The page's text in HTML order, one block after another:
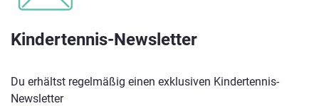
Kindertennis-Newsletter
Du erhältst regelmäßig einen exklusiven Kindertennis-
Newsletter